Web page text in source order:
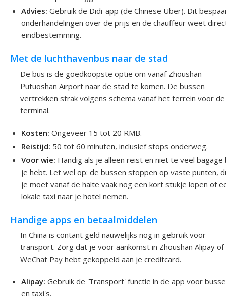
Advies: Gebruik de Didi-app (de Chinese Uber). Dit
onderhandelingen over de prijs en de chauffeur weet
eindbestemming.
Met de luchthavenbus naar de stad
De bus is de goedkoopste optie om vanaf Zhoushan
Putuoshan Airport naar de stad te komen. De bussen
vertrekken strak volgens schema vanaf het terrein voor de
terminal.
Kosten: Ongeveer 15 tot 20 RMB.
Reistijd: 50 tot 60 minuten, inclusief stops onderweg.
Voor wie: Handig als je alleen reist en niet te veel bagage
je hebt. Let wel op: de bussen stoppen op vaste punten,
je moet vanaf de halte vaak nog een kort stukje lopen of
lokale taxi naar je hotel nemen.
Handige apps en betaalmiddelen
In China is contant geld nauwelijks nog in gebruik voor
transport. Zorg dat je voor aankomst in Zhoushan Alipay of
WeChat Pay hebt gekoppeld aan je creditcard.
Alipay: Gebruik de 'Transport' functie in de app voor
en taxi's.